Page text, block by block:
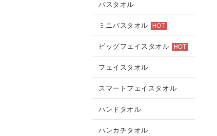
バスタオル
ミニバスタオル HOT
ビッグフェイスタオル HOT
フェイスタオル
スマートフェイスタオル
ハンドタオル
ハンカチタオル